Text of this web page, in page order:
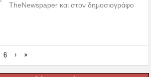
TheNewspaper και στον δημοσιογράφο
6 › »